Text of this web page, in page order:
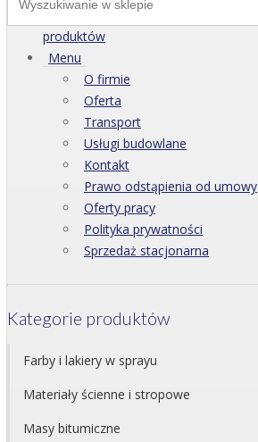
produktów
Menu
O firmie
Oferta
Transport
Usługi budowlane
Kontakt
Prawo odstąpienia od umowy
Oferty pracy
Polityka prywatności
Sprzedaż stacjonarna
Kategorie produktów
Farby i lakiery w sprayu
Materiały ścienne i stropowe
Masy bitumiczne